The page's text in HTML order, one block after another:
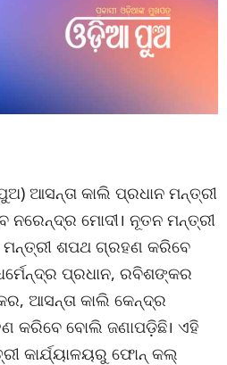
ଆସନ୍ତା କାଲି ପ୍ରଧାନ ମନ୍ତ୍ରୀ
ମୋଦୀ। ନୂତନ ମନ୍ତ୍ରୀ
ଶପଥ ଗ୍ରହଣ କରିବେ
ପ୍ରଧାନ, ରବିଶଙ୍କର
ଆସନ୍ତା କାଲି କେନ୍ଦ୍ର
କରିବେ ବୋଲି ଜଣାପଡ଼ିଛି। ଏହି
କାର୍ଯ୍ୟାଳୟରୁ ଫୋନ୍ କଲ୍